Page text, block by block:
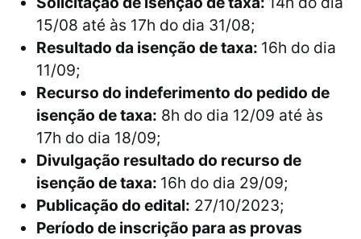
15/08 até às 17h do dia 31/08;
Resultado da isenção de taxa: 16h do dia
11/09;
Recurso do indeferimento do pedido de
isenção de taxa: 8h do dia 12/09 até às
17h do dia 18/09;
Divulgação resultado do recurso de
isenção de taxa: 16h do dia 29/09;
Publicação do edital: 27/10/2023;
Período de inscrição para as provas